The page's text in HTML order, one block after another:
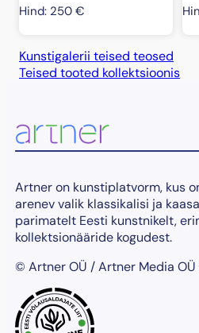
Hind: 250 €
Kunstigalerii teised teosed
Teised tooted kollektsioonis
Artner on kunstiplatvorm, kus
arenev valik klassikalisi ja
parimatelt Eesti kunstnikelt,
kollektsionääride kogudest.
© Artner OÜ / Artner Media